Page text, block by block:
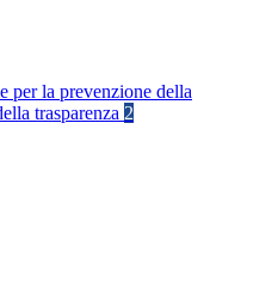
per la prevenzione della
trasparenza 2